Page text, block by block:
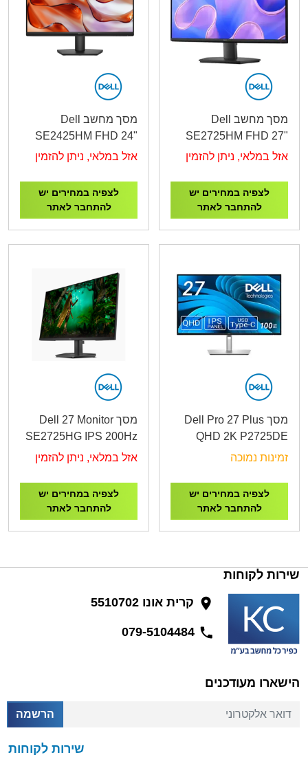
מסך מחשב Dell
SE2725HM FHD 27"
IPS VGA HDMI
אזל במלאי, ניתן להזמין
לצפיה במחירים יש
להתחבר לאתר
מסך מחשב Dell
SE2425HM FHD 24"
IPS VGA HDMI
אזל במלאי, ניתן להזמין
לצפיה במחירים יש
להתחבר לאתר
מסך Dell Pro 27 Plus
QHD 2K P2725DE
USB-C Hub HDMI, DP,
זמינות נמוכה
לצפיה במחירים יש
להתחבר לאתר
מסך Dell 27 Monitor
SE2725HG IPS 200Hz
GAMING
אזל במלאי, ניתן להזמין
לצפיה במחירים יש
להתחבר לאתר
שירות לקוחות
קרית אונו 5510702
הישארו מעודכנים
דואר אלקטרוני הרשמה
שירות לקוחות